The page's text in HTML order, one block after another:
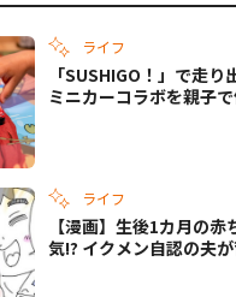
ライフ
「SUSHIGO！」で走
ミニカーコラボを親子
ライフ
【漫画】生後1カ月の
気!? イクメン自認の夫